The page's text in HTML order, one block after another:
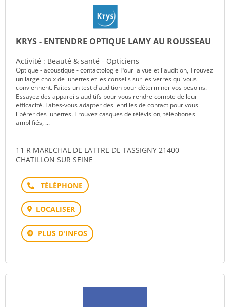
KRYS - ENTENDRE OPTIQUE LAMY AU ROUSSEAU
Activité : Beauté & santé - Opticiens
Optique - acoustique - contactologie Pour la vue et l'audition, Trouvez
un large choix de lunettes et les conseils sur les verres qui vous
conviennent. Faites un test d'audition pour déterminer vos besoins.
Essayez des appareils auditifs pour vous rendre compte de leur
efficacité. Faites-vous adapter des lentilles de contact pour vous
libérer des lunettes. Trouvez casques de télévision, téléphones
amplifiés, ...
11 R MARECHAL DE LATTRE DE TASSIGNY 21400
CHATILLON SUR SEINE
Téléphone
LOCALISER
PLUS D'INFOS